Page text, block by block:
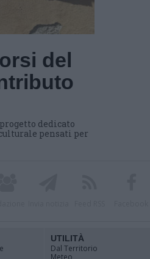
del
dedicato
pensati per
UTILITÀ
Dal Territorio
Meteo